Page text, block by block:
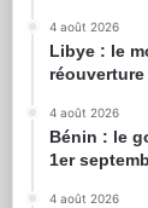
4 août 2026
Libye : le
4 août 2026
Bénin : le
1er
4 août 2026